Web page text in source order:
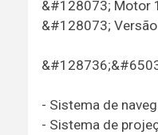
&#128073; Motor
&#128073;
- Sistema de
- Sistema de